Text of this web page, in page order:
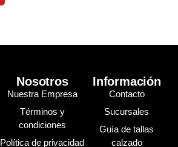
Nosotros
Nuestra Empresa
Términos y
condiciones
Política de privacidad
Información
Contacto
Sucursales
Guía de tallas
calzado